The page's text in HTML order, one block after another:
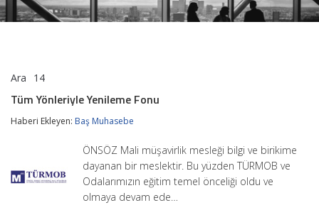
Ara 14
Yenileme
için
Tüm Yönleriyle Yenileme Fonu
Haberi Ekleyen: Baş Muhasebe
ÖNSÖZ Mali müşavirlik mesleği bilgi ve birikime
dayanan bir meslektir. Bu yüzden TÜRMOB ve
Odalarımızın eğitim temel önceliği oldu ve
olmaya devam ede…